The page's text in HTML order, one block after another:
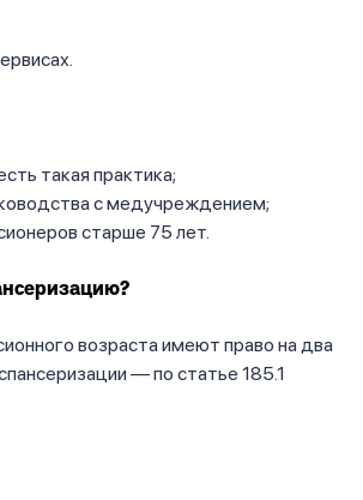
такая практика;
с медучреждением;
старше 75 лет.
возраста имеют право на два
— по статье 185.1